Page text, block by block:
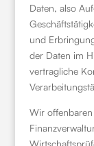
Daten, also
und
der Daten im
vertragliche
Wir